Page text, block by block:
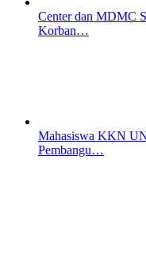
Center dan MDMC
Korban…
Mahasiswa KKN
Pembangu…